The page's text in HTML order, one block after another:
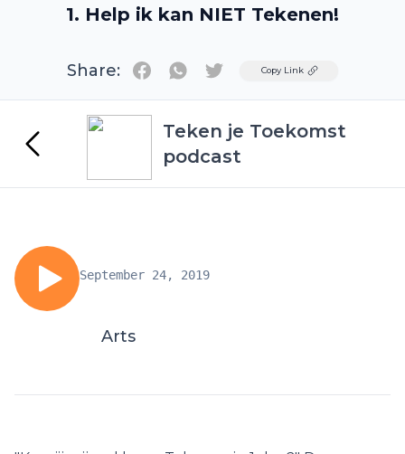
1. Help ik kan NIET Tekenen!
Share: TwitterCopy Link
Teken je Toekomst
podcast
September 24, 2019
Arts